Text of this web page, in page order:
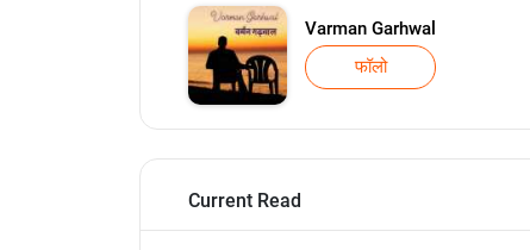
Varman Garhwal
फॉलो
Current Read